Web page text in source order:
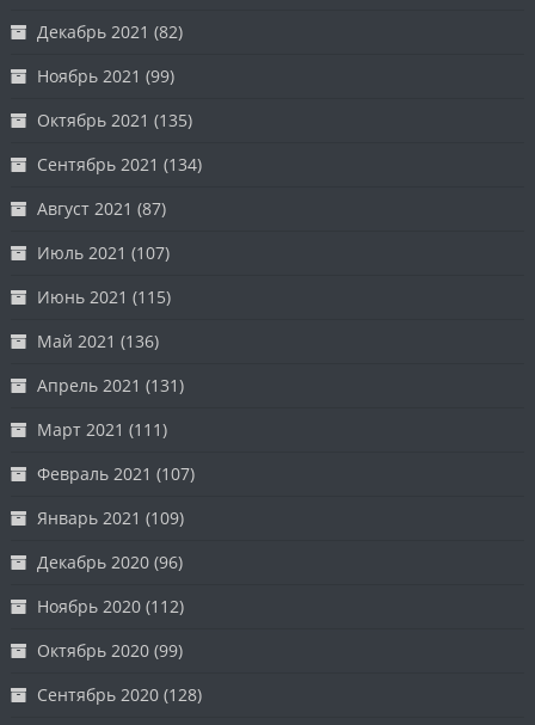
Декабрь 2021 (82)
Ноябрь 2021 (99)
Октябрь 2021 (135)
Сентябрь 2021 (134)
Август 2021 (87)
Июль 2021 (107)
Июнь 2021 (115)
Май 2021 (136)
Апрель 2021 (131)
Март 2021 (111)
Февраль 2021 (107)
Январь 2021 (109)
Декабрь 2020 (96)
Ноябрь 2020 (112)
Октябрь 2020 (99)
Сентябрь 2020 (128)